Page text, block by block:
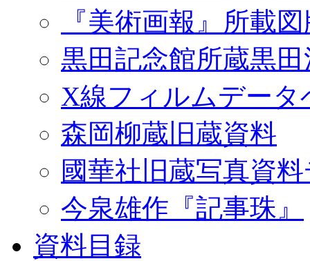
『美術画報』所載
黒田記念館所蔵黒
X線フィルムデータ
森岡柳蔵旧蔵資料
國華社旧蔵写真資
今泉雄作『記事珠』
資料目録